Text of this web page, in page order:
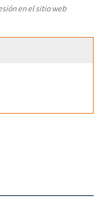
en el sitio web